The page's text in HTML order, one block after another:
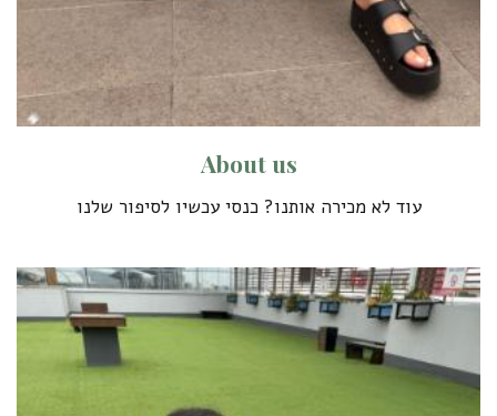
About us
עוד לא מכירה אותנו? כנסי עכשיו לסיפור שלנו